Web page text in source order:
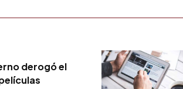
derogó el